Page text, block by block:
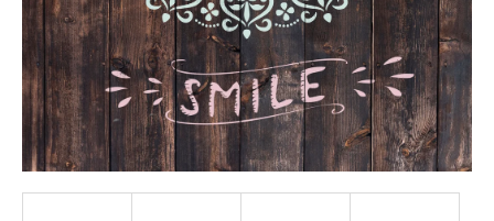
SUCHEN
W
i